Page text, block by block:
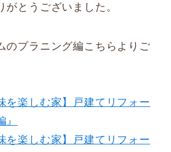
がとうございました。
のプラニング編こちらよりご
楽しむ家】戸建てリフォー
楽しむ家】戸建てリフォー